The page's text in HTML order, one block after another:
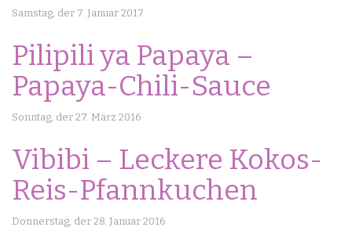
Samstag, der 7. Januar 2017
Pilipili ya Papaya –
Papaya-Chili-Sauce
Sonntag, der 27. März 2016
Vibibi – Leckere Kokos-
Reis-Pfannkuchen
Donnerstag, der 28. Januar 2016